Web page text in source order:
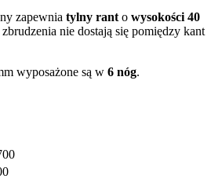
zapewnia tylny rant o wysokości 40
nie dostają się pomiędzy kant
wyposażone są w 6 nóg.